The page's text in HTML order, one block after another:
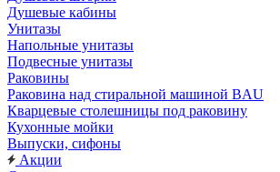
Душевые кабины
Унитазы
Напольные унитазы
Подвесные унитазы
Раковины
Раковина над стиральной машиной BAU
Кварцевые столешницы под раковину
Кухонные мойки
Выпуски, сифоны
Акции